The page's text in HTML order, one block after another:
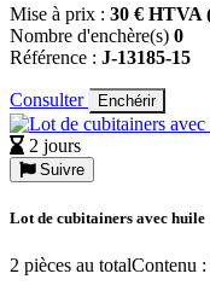
Mise à prix : 30 € HTVA
Nombre d'enchère(s) 0
Référence : J-13185-15
Consulter Enchérir
2 jours
Suivre
Lot de cubitainers avec huile
2 pièces au totalContenu